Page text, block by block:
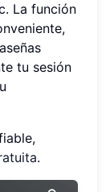
La función
tu sesión
.